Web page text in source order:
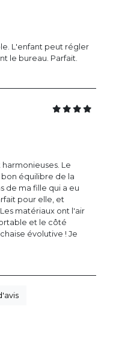
L'enfant peut régler
le bureau. Parfait.
Le
équilibre de la
de ma fille qui a eu
pour elle, et
matériaux ont l'air
et le côté
évolutive ! Je